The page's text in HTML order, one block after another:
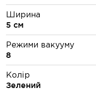
Ширина
5 см
Режими вакууму
8
Колір
Зелений